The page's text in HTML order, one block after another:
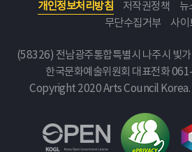
개인정보처리방침 저작권정책
뉴
무단수집거부
사이
(58326) 전남광주통합특별시 나주시 빛
한국문화예술위원회 대표전화
Copyright 2020 Arts Council